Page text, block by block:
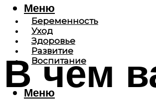
Беременность
Уход
Здоровье
Развитие
Воспитание
Меню
Меню
В чем